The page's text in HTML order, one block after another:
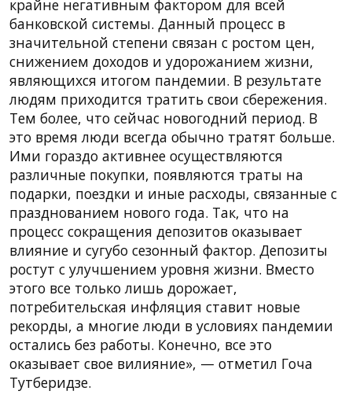
крайне негативным фактором для всей
банковской системы. Данный процесс в
значительной степени связан с ростом цен,
снижением доходов и удорожанием жизни,
являющихся итогом пандемии. В результате
людям приходится тратить свои сбережения.
Тем более, что сейчас новогодний период. В
это время люди всегда обычно тратят больше.
Ими гораздо активнее осуществляются
различные покупки, появляются траты на
подарки, поездки и иные расходы, связанные с
празднованием нового года. Так, что на
процесс сокращения депозитов оказывает
влияние и сугубо сезонный фактор. Депозиты
ростут с улучшением уровня жизни. Вместо
этого все только лишь дорожает,
потребительская инфляция ставит новые
рекорды, а многие люди в условиях пандемии
остались без работы. Конечно, все это
оказывает свое вилияние», — отметил Гоча
Тутберидзе.